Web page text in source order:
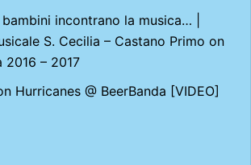
incontrano la musica… |
S. Cecilia – Castano Primo on
2016 – 2017
Hurricanes @ BeerBanda [VIDEO]